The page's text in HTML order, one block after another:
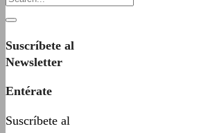
Suscríbete al
Newsletter
Entérate
Suscríbete al